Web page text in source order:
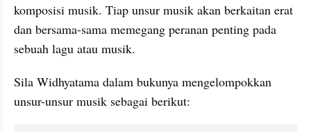
komposisi musik. Tiap unsur musik akan berkaitan erat
dan bersama-sama memegang peranan penting pada
sebuah lagu atau musik.
Sila Widhyatama dalam bukunya mengelompokkan
unsur-unsur musik sebagai berikut: